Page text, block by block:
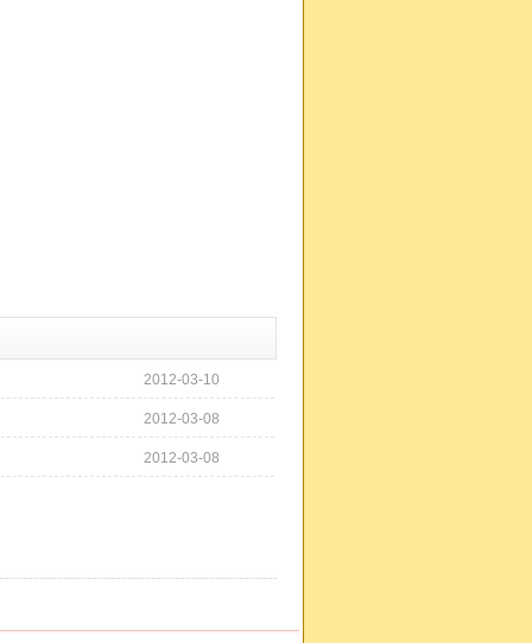
2012-03-10
2012-03-08
2012-03-08